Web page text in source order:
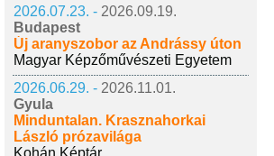
2026.07.23. - 2026.09.19.
Budapest
Új aranyszobor az Andrássy úton
Magyar Képzőművészeti Egyetem
2026.06.29. - 2026.11.01.
Gyula
Minduntalan. Krasznahorkai
László prózavilága
Kohán Képtár